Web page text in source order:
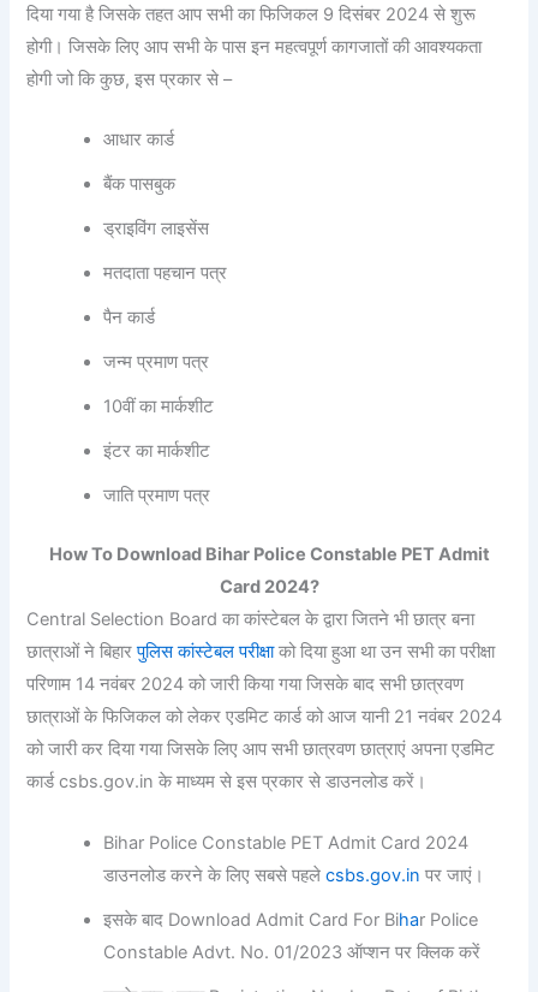
दिया गया है जिसके तहत आप सभी का फिजिकल 9 दिसंबर 2024 से शुरू
होगी। जिसके लिए आप सभी के पास इन महत्वपूर्ण कागजातों की आवश्यकता
होगी जो कि कुछ, इस प्रकार से –
आधार कार्ड
बैंक पासबुक
ड्राइविंग लाइसेंस
मतदाता पहचान पत्र
पैन कार्ड
जन्म प्रमाण पत्र
10वीं का मार्कशीट
इंटर का मार्कशीट
जाति प्रमाण पत्र
How To Download Bihar Police Constable PET Admit
Card 2024?
Central Selection Board का कांस्टेबल के द्वारा जितने भी छात्र बना
छात्राओं ने बिहारपुलिस कांस्टेबल परीक्षाको दिया हुआ था उन सभी का परीक्षा
परिणाम 14 नवंबर 2024 को जारी किया गया जिसके बाद सभी छात्रवण
छात्राओं के फिजिकल को लेकर एडमिट कार्ड को आज यानी 21 नवंबर 2024
को जारी कर दिया गया जिसके लिए आप सभी छात्रवण छात्राएं अपना एडमिट
कार्ड csbs.gov.in के माध्यम से इस प्रकार से डाउनलोड करें।
Bihar Police Constable PET Admit Card 2024
डाउनलोड करने के लिए सबसे पहलेcsbs.gov.in पर जाएं।
इसके बाद Download Admit Card For Bihar Police
Constable Advt. No. 01/2023 ऑप्शन पर क्लिक करें